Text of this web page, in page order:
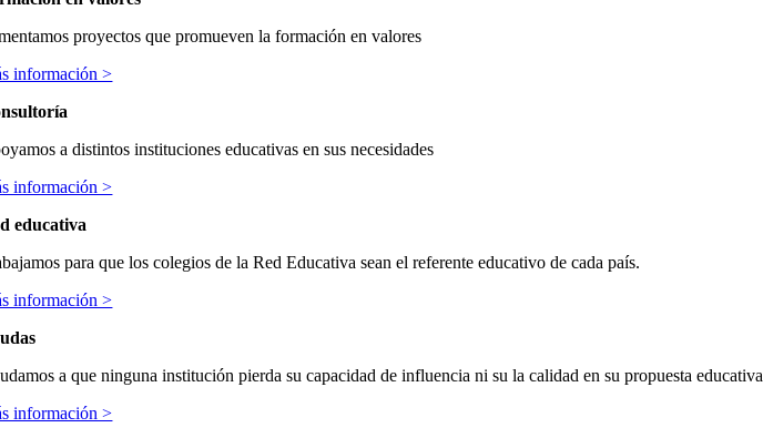
proyectos que promueven la formación en valores
información >
a distintos instituciones educativas en sus necesidades
información >
educativa
para que los colegios de la Red Educativa sean el referente educativo de cada país.
información >
a que ninguna institución pierda su capacidad de influencia ni su la calidad en su propuesta educativa
información >